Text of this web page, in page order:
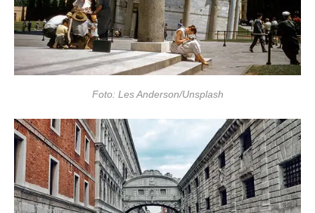
Foto: Les Anderson/Unsplash